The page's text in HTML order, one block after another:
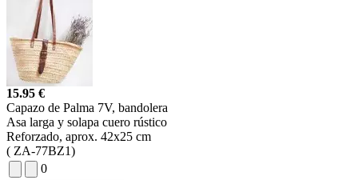
15.95 €
Capazo de Palma 7V, bandolera
Asa larga y solapa cuero rústico
Reforzado, aprox. 42x25 cm
( ZA-77BZ1)
0